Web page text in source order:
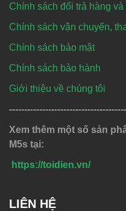
Chính sách đổi trả hàng và
Chính sách vận chuyển,
Chính sách bảo mật
Chính sách bảo hành
Giới thiệu về chúng tôi
Xem thêm một số sản
M5s tại:
https://toidien.vn/
LIÊN HỆ